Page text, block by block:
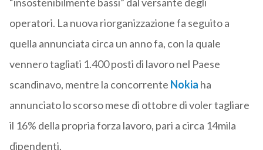
“insostenibilmente bassi” dal versante degli
operatori. La nuova riorganizzazione fa seguito a
quella annunciata circa un anno fa, con la quale
vennero tagliati 1.400 posti di lavoro nel Paese
scandinavo, mentre la concorrente Nokia ha
annunciato lo scorso mese di ottobre di voler tagliare
il 16% della propria forza lavoro, pari a circa 14mila
dipendenti.